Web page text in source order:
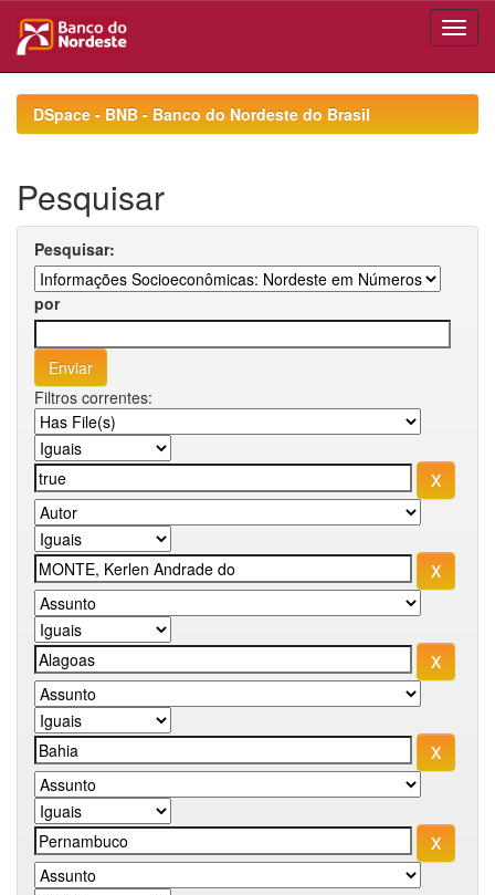
navigationDSpace - BNB - Banco do Nordeste do Brasil
Pesquisar
Pesquisar:
por
Filtros correntes: